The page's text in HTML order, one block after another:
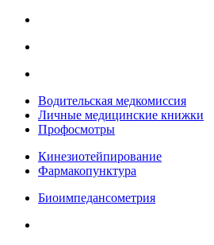
Водительская медкомиссия
Личные медицинские книжки
Профосмотры
Кинезиотейпирование
Фармакопунктура
Биоимпедансометрия